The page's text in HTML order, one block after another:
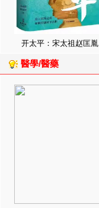
开太平：宋太祖赵匡胤
醫學/醫藥